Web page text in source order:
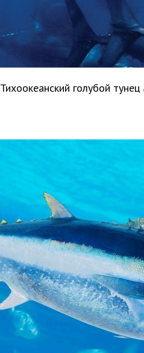
Тихоокеанский голубой тунец